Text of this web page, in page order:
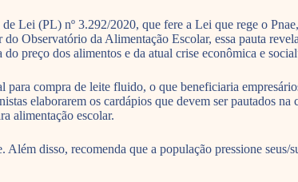
Lei (PL) nº 3.292/2020, que fere a Lei que rege o
Observatório da Alimentação Escolar, essa pauta
preço dos alimentos e da atual crise econômica e
compra de leite fluido, o que beneficiaria
elaborarem os cardápios que devem ser pautados
alimentação escolar.
Além disso, recomenda que a população pressione seus/